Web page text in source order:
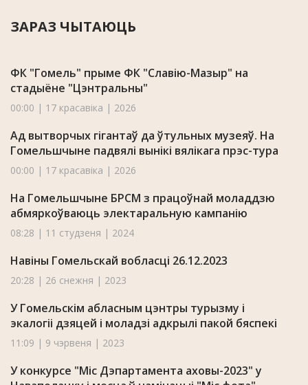
ЗАРАЗ ЧЫТАЮЦЬ
ФК "Гомель" прыме ФК "Славію-Мазыр" на
стадыёне "Цэнтральны"
00:00 | 17 красавіка | 2026
Ад вытворчых гігантаў да ўтульных музеяў. На
Гомельшчыне падвялі вынікі вялікага прэс-тура
00:00 | 17 красавіка | 2026
На Гомельшчыне БРСМ з працоўнай моладдзю
абмяркоўваюць электаральную кампанію
08:28 | 11 студзеня | 2024
Навіны Гомельскай вобласці 26.12.2023
20:28 | 26 снежня | 2023
У Гомельскім абласным цэнтры турызму і
экалогіі дзяцей і моладзі адкрылі пакой бяспекі
11:09 | 9 чэрвеня | 2023
У конкурсе "Міс Дэпартамента аховы-2023" у